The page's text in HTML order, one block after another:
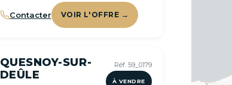
Contacter VOIR L'OFFRE →
Réf. 59_0179
À VENDRE
QUESNOY-SUR-
DEÛLE